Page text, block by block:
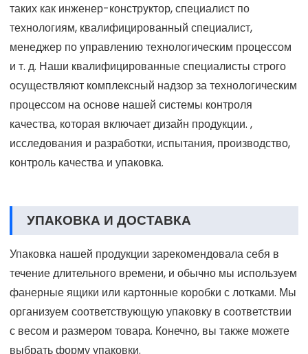
У нас есть стандартный производственный цех и
полная производственная команда. Они всегда
производят серьезное и ответственное отношение к
производству каждого продукта. Наша команда по
исследованиям и разработкам состоит из
многопрофильных профессиональных инженеров,
таких как инженер-конструктор, специалист по
технологиям, квалифицированный специалист,
менеджер по управлению технологическим процессом
осуществляют комплексный надзор за технологическим
процессом на основе нашей системы контроля
исследования и разработки, испытания, производство,
контроль качества и упаковка.
УПАКОВКА И ДОСТАВКА